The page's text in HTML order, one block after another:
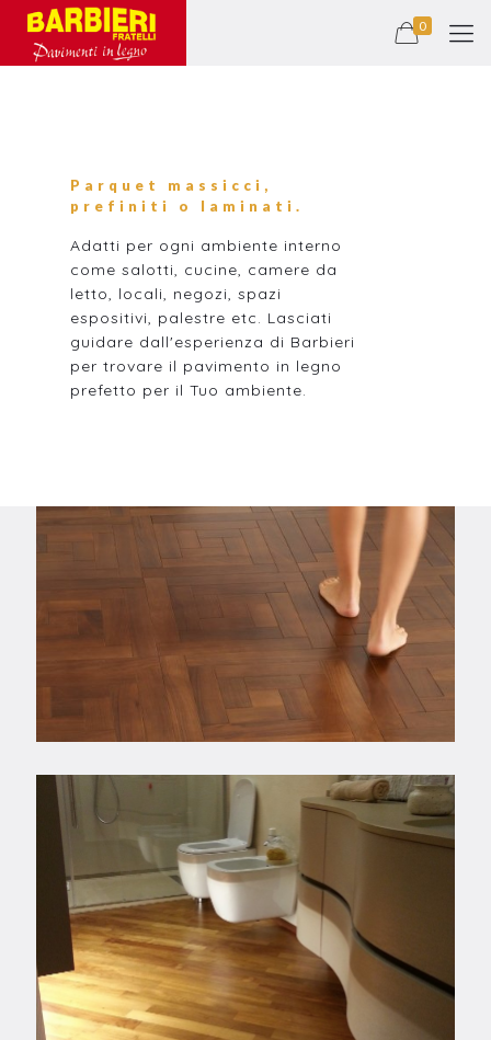
0
Parquet massicci,
prefiniti o laminati.
Adatti per ogni ambiente interno
come salotti, cucine, camere da
letto, locali, negozi, spazi
espositivi, palestre etc. Lasciati
guidare dall'esperienza di Barbieri
per trovare il pavimento in legno
prefetto per il Tuo ambiente.